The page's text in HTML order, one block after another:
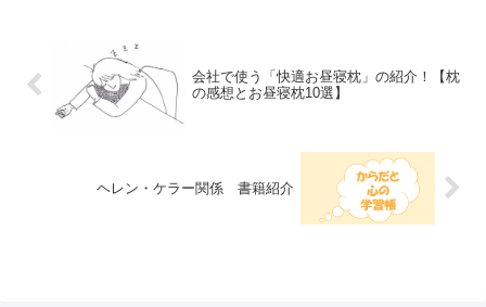
会社で使う「快適お昼寝枕」の紹介！【枕
の感想とお昼寝枕10選】
ヘレン・ケラー関係 書籍紹介